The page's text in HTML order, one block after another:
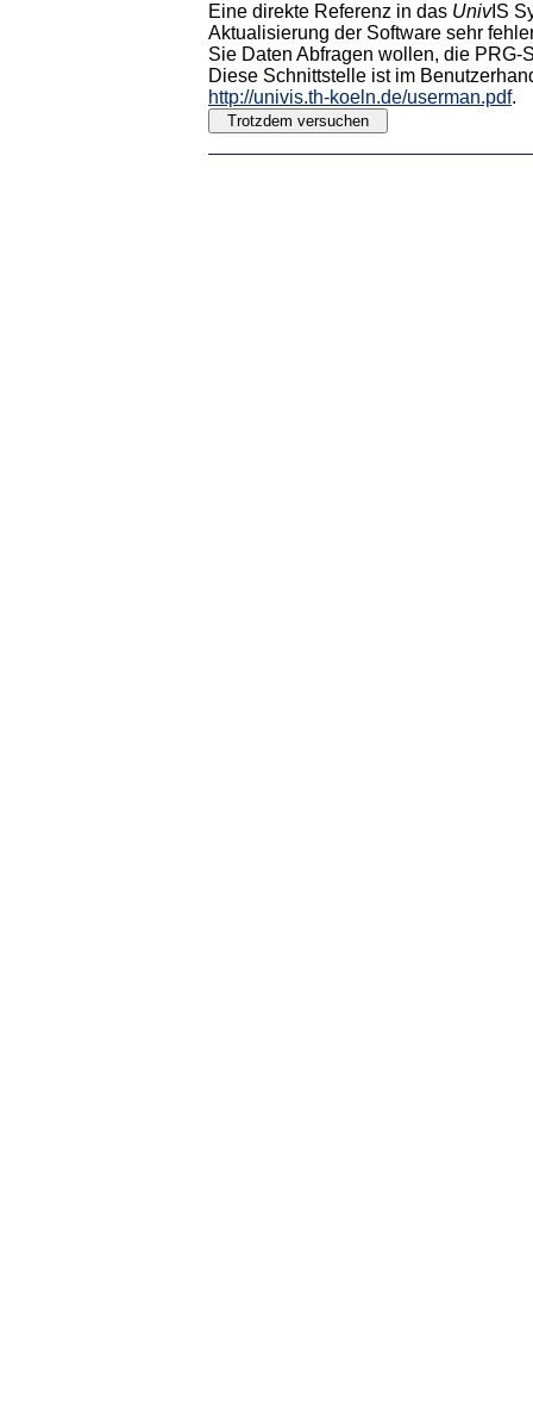
Eine direkte Referenz in das UnivIS
Aktualisierung der Software sehr
Sie Daten Abfragen wollen, die PRG-
Diese Schnittstelle ist im
http://univis.th-koeln.de/userman.pdf.